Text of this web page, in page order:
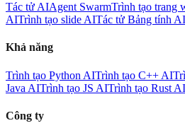
Tác tử AIAgent SwarmTrình tạo trang
AITrình tạo slide AITác tử Bảng tính AI
Khả năng
Trình tạo Python AITrình tạo C++ AI
Java AITrình tạo JS AITrình tạo Rust AI
Công ty